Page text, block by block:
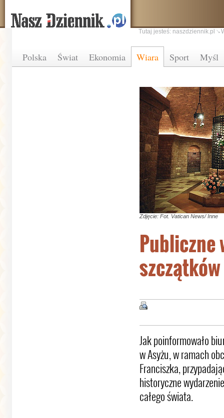
Polska Świat Ekonomia Wiara Sport Myśl
Tutaj jesteś: naszdziennik.pl
Zdjęcie: Fot. Vatican News/ Inne
Publiczne
Jak poinformowało
w Asyżu, w ramach
Franciszka,
historyczne
całego świata.